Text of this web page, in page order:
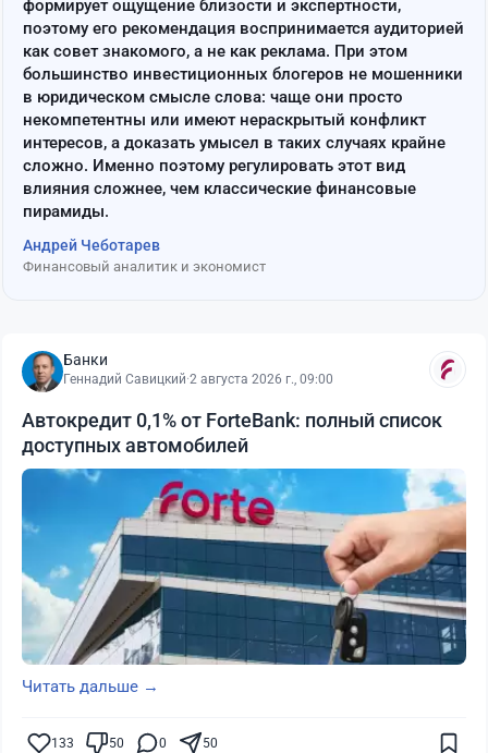
формирует ощущение близости и экспертности,
поэтому его рекомендация воспринимается аудиторией
как совет знакомого, а не как реклама. При этом
большинство инвестиционных блогеров не мошенники
в юридическом смысле слова: чаще они просто
некомпетентны или имеют нераскрытый конфликт
интересов, а доказать умысел в таких случаях крайне
сложно. Именно поэтому регулировать этот вид
влияния сложнее, чем классические финансовые
пирамиды.
Андрей Чеботарев
Финансовый аналитик и экономист
Банки
Геннадий Савицкий·2 августа 2026 г., 09:00
Автокредит 0,1% от ForteBank: полный список
доступных автомобилей
Читать дальше →
133 50 0 50